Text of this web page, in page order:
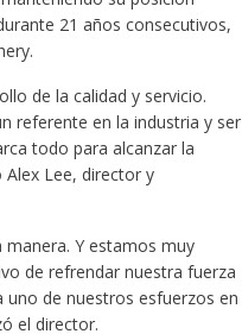
21 años consecutivos,
de la calidad y servicio.
referente en la industria y ser
todo para alcanzar la
Alex Lee, director y
Y estamos muy
de refrendar nuestra fuerza
uno de nuestros esfuerzos en
el director.